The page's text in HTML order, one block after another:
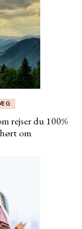
rejser du 100%
om